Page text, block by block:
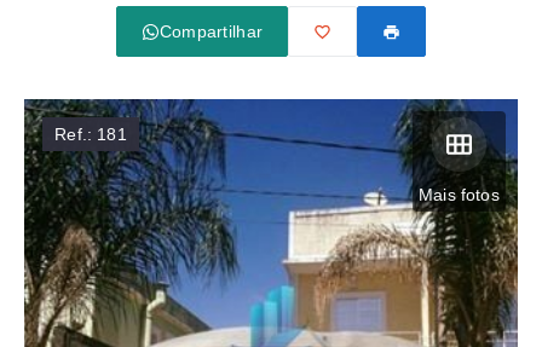
Compartilhar
Mais fotos
Ref.: 181